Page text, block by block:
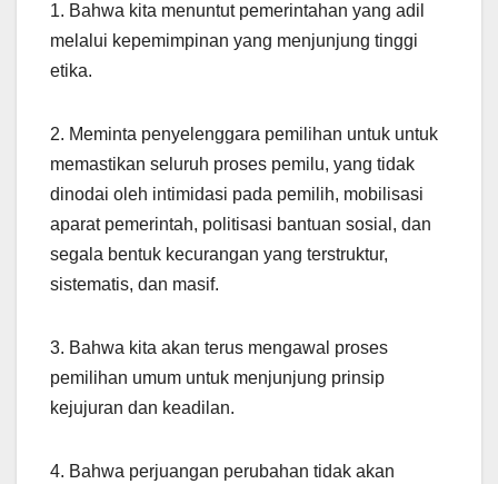
1. Bahwa kita menuntut pemerintahan yang adil
melalui kepemimpinan yang menjunjung tinggi
etika.
2. Meminta penyelenggara pemilihan untuk untuk
memastikan seluruh proses pemilu, yang tidak
dinodai oleh intimidasi pada pemilih, mobilisasi
aparat pemerintah, politisasi bantuan sosial, dan
segala bentuk kecurangan yang terstruktur,
sistematis, dan masif.
3. Bahwa kita akan terus mengawal proses
pemilihan umum untuk menjunjung prinsip
kejujuran dan keadilan.
4. Bahwa perjuangan perubahan tidak akan